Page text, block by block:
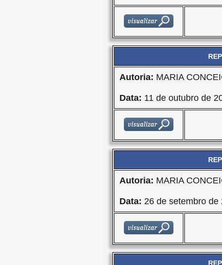
Autoria: MARIA
Data: 11 de outubro de
Autoria: MARIA
Data: 26 de setembro de